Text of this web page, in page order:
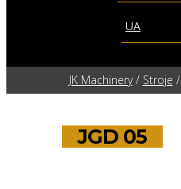
UA
JK Machinery/ Stroje /
JGD 05